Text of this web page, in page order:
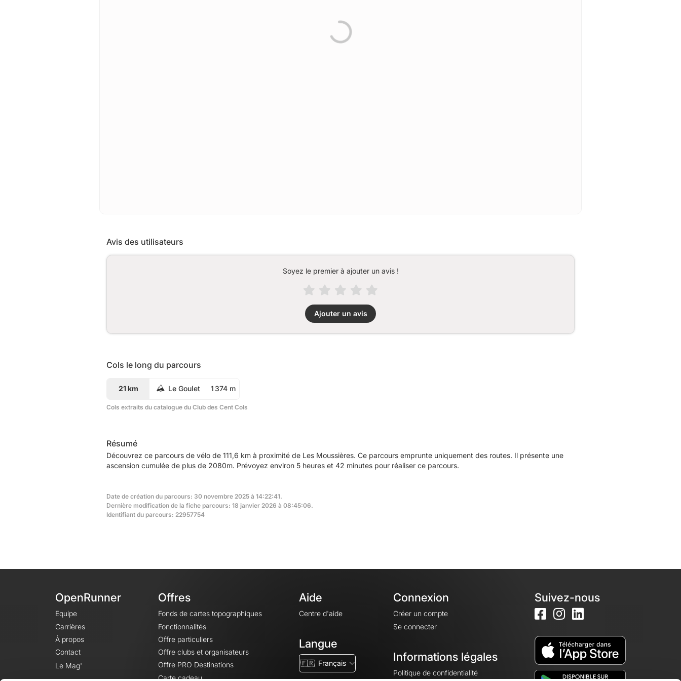
Avis des utilisateurs
Soyez le premier à ajouter un avis !
Ajouter un avis
Cols le long du parcours
21 km Le Goulet 1 374 m
Cols extraits du catalogue du Club des Cent Cols
Résumé
Découvrez ce parcours de vélo de 111,6 km à proximité de Les Moussières. Ce parcours emprunte uniquement des routes. Il présente une
ascension cumulée de plus de 2080m. Prévoyez environ 5 heures et 42 minutes pour réaliser ce parcours.
Date de création du parcours: 30 novembre 2025 à 14:22:41.
Dernière modification de la fiche parcours: 18 janvier 2026 à 08:45:06.
Identifiant du parcours: 22957754
OpenRunner
Equipe
Carrières
À propos
Contact
Le Mag'
Offres
Fonds de cartes topographiques
Fonctionnalités
Offre particuliers
Offre clubs et organisateurs
Offre PRO Destinations
Carte cadeau
Aide
Centre d'aide
Langue
🇫🇷 Français
Connexion
Créer un compte
Se connecter
Informations légales
Politique de confidentialité
Suivez-nous